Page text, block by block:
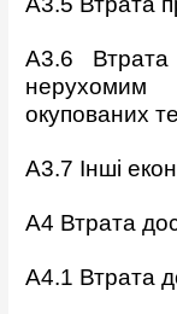
A3.6
окупованих
A3.7 Інші
A4 Втрата
A4.1 Втрата